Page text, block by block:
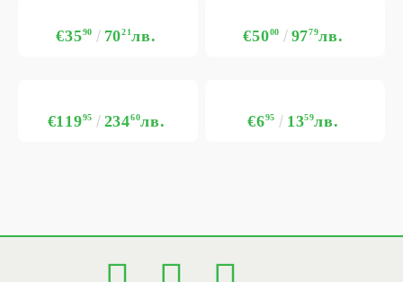
€3590 7021лв. €5000 9779лв.
€11995 23460лв. €695 1359лв.